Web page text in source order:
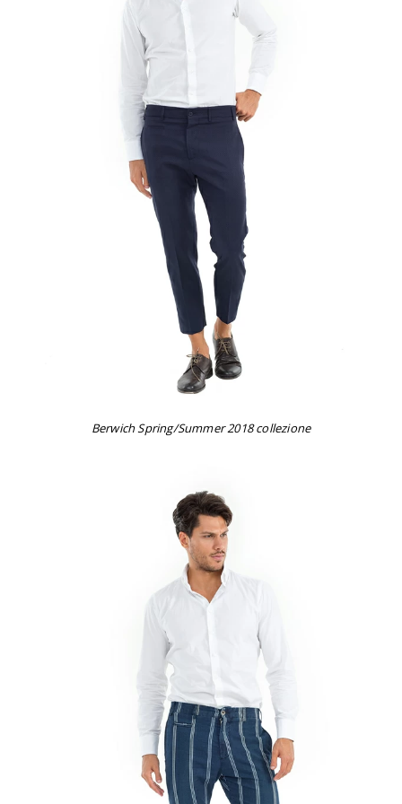
Berwich Spring/Summer 2018 collezione